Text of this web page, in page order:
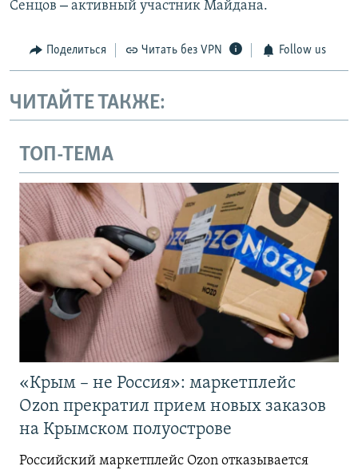
Сенцов – активный участник Майдана.
Поделиться Читать без VPN Follow us
ЧИТАЙТЕ ТАКЖЕ:
ТОП-ТЕМА
«Крым – не Россия»: маркетплейс
Ozon прекратил прием новых заказов
на Крымском полуострове
Российский маркетплейс Ozon отказывается